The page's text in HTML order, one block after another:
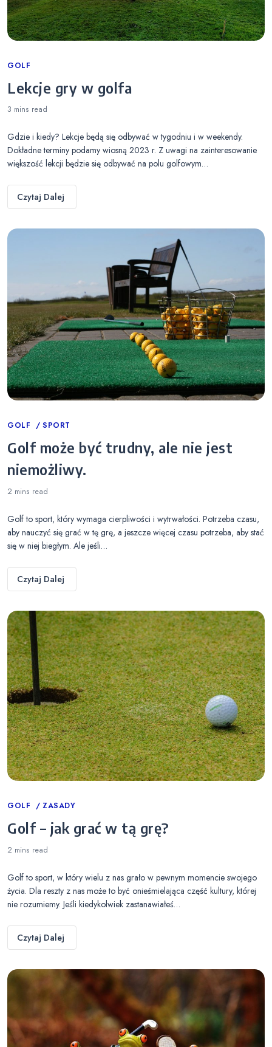
Categories
GOLF
Lekcje gry w golfa
3 mins read
Gdzie i kiedy? Lekcje będą się odbywać w tygodniu i w weekendy.
Dokładne terminy podamy wiosną 2023 r. Z uwagi na zainteresowanie
większość lekcji będzie się odbywać na polu golfowym…
Czytaj Dalej
Categories
GOLF SPORT
Golf może być trudny, ale nie jest
niemożliwy.
2 mins read
Golf to sport, który wymaga cierpliwości i wytrwałości. Potrzeba czasu,
aby nauczyć się grać w tę grę, a jeszcze więcej czasu potrzeba, aby stać
się w niej biegłym. Ale jeśli…
Czytaj Dalej
Categories
GOLF ZASADY
Golf – jak grać w tą grę?
2 mins read
Golf to sport, w który wielu z nas grało w pewnym momencie swojego
życia. Dla reszty z nas może to być onieśmielająca część kultury, której
nie rozumiemy. Jeśli kiedykolwiek zastanawiałeś…
Czytaj Dalej